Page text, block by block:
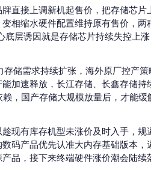
直接上调新机起售价，把存储芯片
相缩水硬件配置维持原有售价，两
层诱因就是存储芯片持续失控上
储需求持续扩张，海外原厂控产
加速释放，长江存储、长鑫存储持
，国产存储大规模放量后，才能缓
现有库存机型未涨价及时入手，规
码产品优先认准大内存基础版本，
品，接下来终端硬件涨价潮会陆续